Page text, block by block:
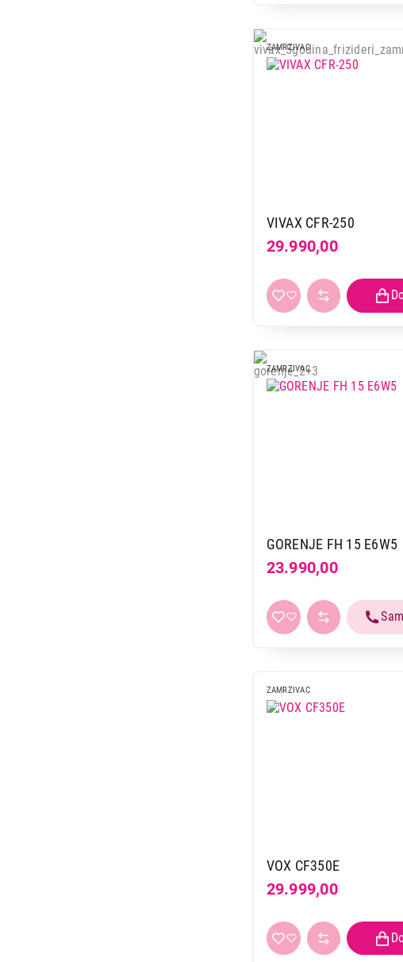
ZAMRZIVAC
VIVAX CFR-250
29.990,00
ZAMRZIVAC
GORENJE FH 15 E6W5
23.990,00
ZAMRZIVAC
VOX CF350E
29.999,00